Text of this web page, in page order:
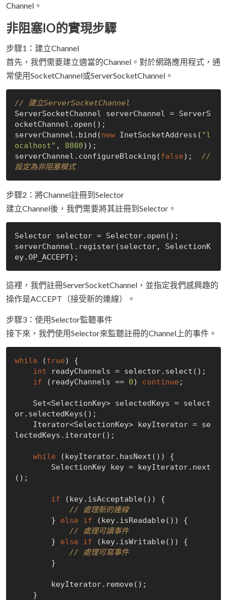
Channel。
非阻塞IO的實現步驟
步驟1：建立Channel
首先，我們需要建立適當的Channel。對於網路應用程式，通
常使用SocketChannel或ServerSocketChannel。
// 建立ServerSocketChannel
ServerSocketChannel serverChannel = ServerS
ocketChannel.open();
serverChannel.bind(new InetSocketAddress( "l
ocalhost" , 8080));
serverChannel.configureBlocking(false); //
設定為非阻塞模式
步驟2：將Channel註冊到Selector
建立Channel後，我們需要將其註冊到Selector。
Selector selector = Selector.open();
serverChannel.register(selector, SelectionK
這裡，我們註冊ServerSocketChannel，並指定我們感興趣的
操作是ACCEPT（接受新的連線）。
步驟3：使用Selector監聽事件
接下來，我們使用Selector來監聽註冊的Channel上的事件。
while (true) {
int readyChannels = selector.select();
if (readyChannels == 0) continue ;
or.selectedKeys();
lectedKeys.iterator();
while (keyIterator.hasNext()) {
();
if (key.isAcceptable()) {
// 處理新的連線
        }
else if (key.isReadable()) {
// 處理可讀事件
        }
else if (key.isWritable()) {
// 處理可寫事件